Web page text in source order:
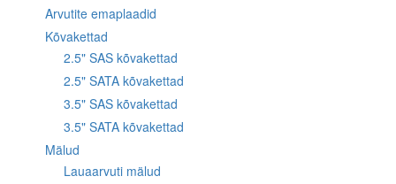
Arvutite emaplaadid
Kõvakettad
2.5" SAS kõvakettad
2.5" SATA kõvakettad
3.5" SAS kõvakettad
3.5" SATA kõvakettad
Mälud
Lauaarvuti mälud